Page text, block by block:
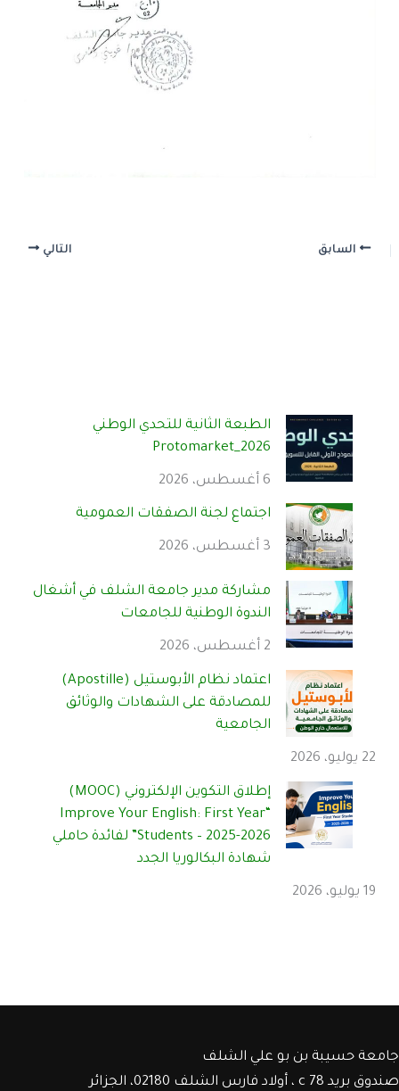
الطبعة الثانية للتحدي الوطني
Protomarket_2026
6 أغسطس، 2026
اجتماع لجنة الصفقات العمومية
3 أغسطس، 2026
مشاركة مدير جامعة الشلف في أشغال
الندوة الوطنية للجامعات
2 أغسطس، 2026
اعتماد نظام الأبوستيل (Apostille)
للمصادقة على الشهادات والوثائق
الجامعية
22 يوليو، 2026
إطلاق التكوين الإلكتروني (MOOC)
“Improve Your English: First Year
Students – 2025-2026” لفائدة حاملي
شهادة البكالوريا الجدد
19 يوليو، 2026
السابق التالي
جامعة حسيبة بن بو علي الشلف
صندوق بريد c 78 ، أولاد فارس الشلف 02180، الجزائر